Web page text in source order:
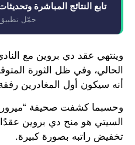
تابع النتائج المباشرة
حمّل تطبيق Fanzword
وينتهي عقد دي بروين مع
الحالي، وفي ظل الثورة
أنه سيكون أول المغادرين رفقة 6 آخرين من نجوم
وحسبما كشفت صحيفة “ميرور”
السيتي هو منح دي بروين
تخفيض راتبه بصورة كبيرة.